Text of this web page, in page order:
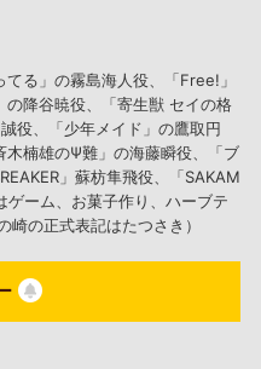
る」の霧島海人役、「Free!」
降谷暁役、「寄生獣 セイの格
役、「少年メイド」の鷹取円
木楠雄のΨ難」の海藤瞬役、「ブ
」蘇枋隼飛役、「SAKAM
ゲーム、お菓子作り、ハーブテ
崎の正式表記はたつさき）